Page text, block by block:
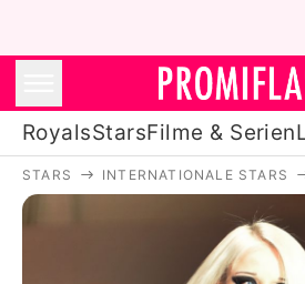
RoyalsStarsFilme & Serien
Royals
Stars
STARS INTERNATIONALE STARS